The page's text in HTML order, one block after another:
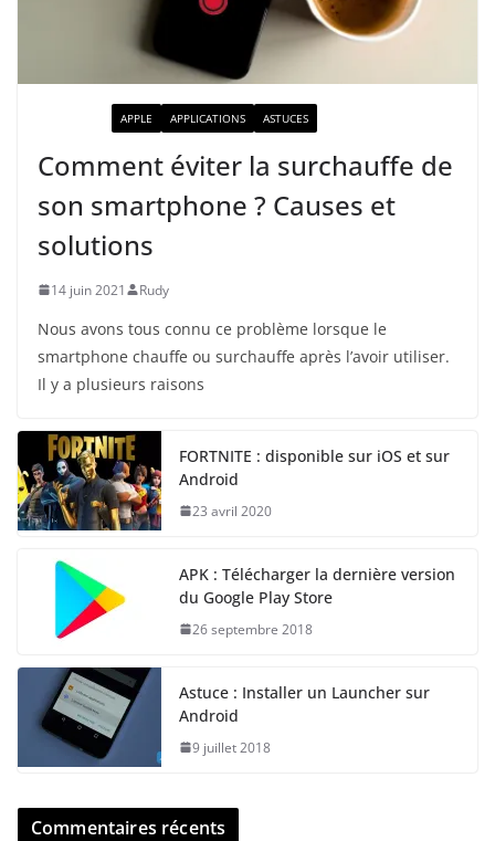
APPLE APPLICATIONS ASTUCES
Comment éviter la surchauffe de
son smartphone ? Causes et
solutions
14 juin 2021 Rudy
Nous avons tous connu ce problème lorsque le
smartphone chauffe ou surchauffe après l’avoir utiliser.
Il y a plusieurs raisons
FORTNITE : disponible sur iOS et sur
Android
23 avril 2020
APK : Télécharger la dernière version
du Google Play Store
26 septembre 2018
Astuce : Installer un Launcher sur
Android
9 juillet 2018
Commentaires récents